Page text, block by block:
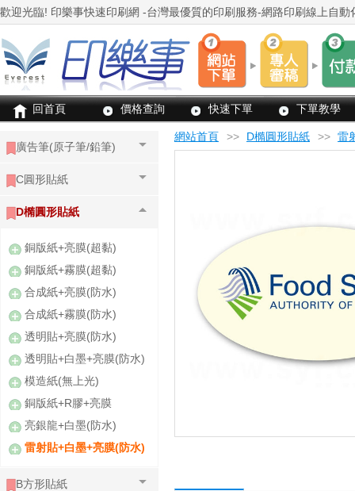
回首頁 價格查詢 快速下單 下單教學
廣告筆(原子筆/鉛筆)
C圓形貼紙
D橢圓形貼紙
銅版紙+亮膜(超黏)
銅版紙+霧膜(超黏)
合成紙+亮膜(防水)
合成紙+霧膜(防水)
透明貼+亮膜(防水)
透明貼+白墨+亮膜(防水)
模造紙(無上光)
銅版紙+R膠+亮膜
亮銀龍+白墨(防水)
雷射貼+白墨+亮膜(防水)
B方形貼紙
網站首頁 >> D橢圓形貼紙 >> 雷